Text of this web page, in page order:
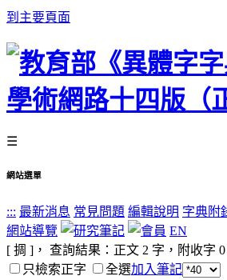
到主要頁面
☰
網站選單
::: 最新消息 常見問題 編輯說明 字典附
網站導覽
EN
[ 㨄 ]， 查詢結果：正文 2 字，附收字 0
只檢索正字
全選加入筆記